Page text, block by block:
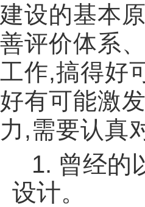
建设的基本
善评价体系
工作,搞得好
好有可能激
力 ,需要认真
1. 曾经的
设计。